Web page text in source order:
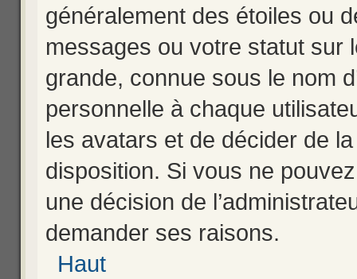
généralement des étoiles ou
messages ou votre statut sur
grande, connue sous le nom
personnelle à chaque
les avatars et de décider de
disposition. Si vous ne
une décision de
demander ses raisons.
Haut